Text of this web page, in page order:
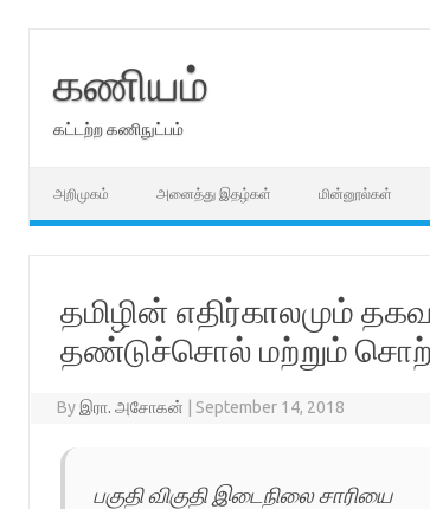
கணியம்
கட்டற்ற கணிநுட்பம்
அறிமுகம் அனைத்து இதழ்கள் மின்னூல்கள்
தமிழின் எதிர்காலமும்
தண்டுச்சொல் மற்றும்
By இரா. அசோகன் September 14, 2018
பகுதி விகுதி இடைநிலை சாரியை